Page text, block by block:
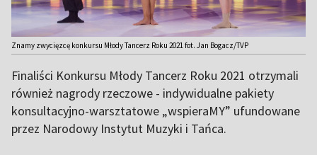
Znamy zwycięzcę konkursu Młody Tancerz Roku 2021 fot. Jan Bogacz/TVP
Finaliści Konkursu Młody Tancerz Roku 2021 otrzymali
również nagrody rzeczowe - indywidualne pakiety
konsultacyjno-warsztatowe „wspieraMY” ufundowane
przez Narodowy Instytut Muzyki i Tańca.